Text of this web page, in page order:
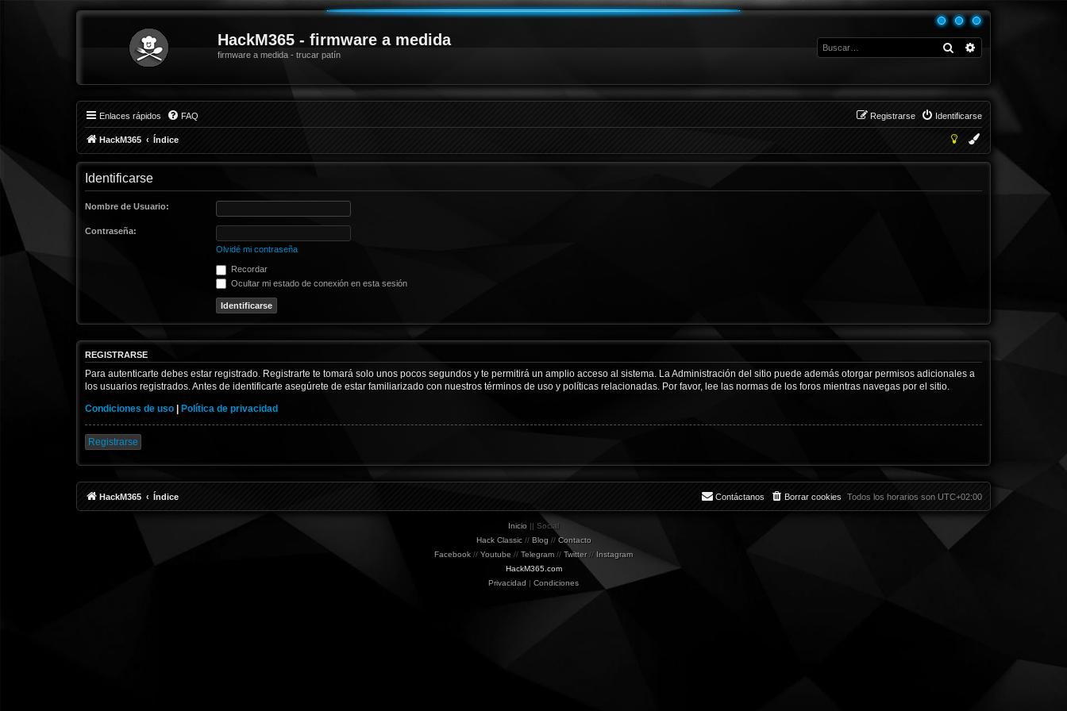
HackM365 - firmware a medida
firmware a medida - trucar patín
Buscar
Enlaces rápidos FAQ Identificarse
Registrarse
HackM365 Índice
Identificarse
Nombre de Usuario:
Contraseña:
Olvidé mi contraseña
Recordar
Ocultar mi estado de conexión en esta sesión
REGISTRARSE
Para autenticarte debes estar registrado. Registrarte te tomará solo unos pocos segundos y te permitirá un amplio acceso al sistema. La Administración del sitio puede además otorgar permisos adicionales a
los usuarios registrados. Antes de identificarte asegúrete de estar familiarizado con nuestros términos de uso y políticas relacionadas. Por favor, lee las normas de los foros mientras navegas por el sitio.
Condiciones de uso | Política de privacidad
Registrarse
HackM365 Índice Todos los horarios son UTC+02:00
Borrar cookies
Contáctanos
Inicio || Social
Hack Classic// Blog // Contacto
Facebook // Youtube // Telegram // Twitter// Instagram
HackM365.com
Privacidad | Condiciones